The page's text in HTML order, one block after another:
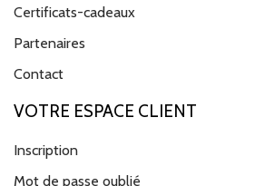
Certificats-cadeaux
Partenaires
Contact
VOTRE ESPACE CLIENT
Inscription
Mot de passe oublié